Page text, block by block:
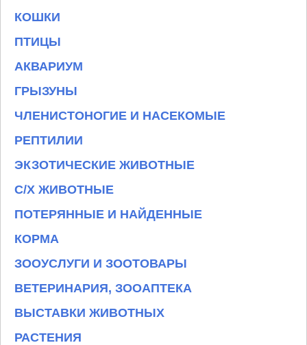
КОШКИ
ПТИЦЫ
АКВАРИУМ
ГРЫЗУНЫ
ЧЛЕНИСТОНОГИЕ И НАСЕКОМЫЕ
РЕПТИЛИИ
ЭКЗОТИЧЕСКИЕ ЖИВОТНЫЕ
С/Х ЖИВОТНЫЕ
ПОТЕРЯННЫЕ И НАЙДЕННЫЕ
КОРМА
ЗООУСЛУГИ И ЗООТОВАРЫ
ВЕТЕРИНАРИЯ, ЗООАПТЕКА
ВЫСТАВКИ ЖИВОТНЫХ
РАСТЕНИЯ